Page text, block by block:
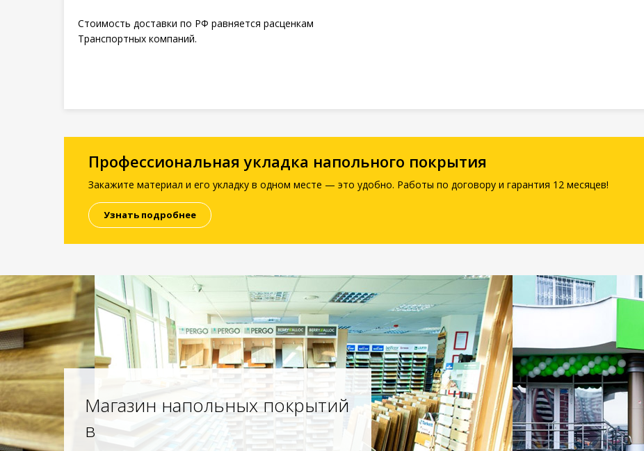
Стоимость доставки по РФ равняется расценкам
Транспортных компаний.
Профессиональная укладка напольного покрытия
Закажите материал и его укладку в одном месте — это удобно. Работы по договору и гарантия 12 месяцев!
Узнать подробнее
Магазин напольных покрытий
в